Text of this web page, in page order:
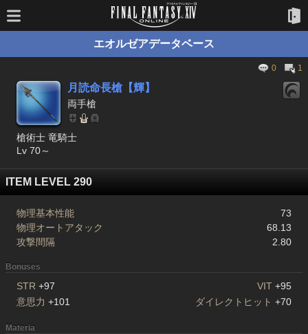
エオルゼアデータベース
0 1
月読命長槍【輝】
両手槍
槍術士 竜騎士
Lv 70～
ITEM LEVEL 290
物理基本性能
73
物理オートアタック
68.13
攻撃間隔
2.80
Bonuses
STR +97 VIT +95
意思力 +101 ダイレクトヒット +70
Materia